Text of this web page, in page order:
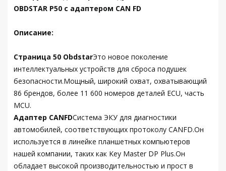
OBDSTAR P50 с адаптером CAN FD
Описание:
Страница 50 ObdstarЭто новое поколение
интеллектуальных устройств для сброса подушек
безопасности.Мощный, широкий охват, охватывающий
86 брендов, более 11 600 номеров деталей ECU, часть
MCU.
Адаптер CANFDСистема ЭКУ для диагностики
автомобилей, соответствующих протоколу CANFD.Он
используется в линейке планшетных компьютеров
нашей компании, таких как Key Master DP Plus.Он
обладает высокой производительностью и прост в